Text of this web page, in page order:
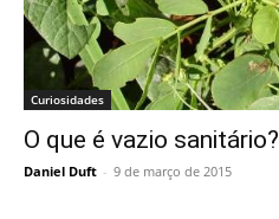
Curiosidades
O que é vazio sanitário?
Daniel Duft - 9 de março de 2015